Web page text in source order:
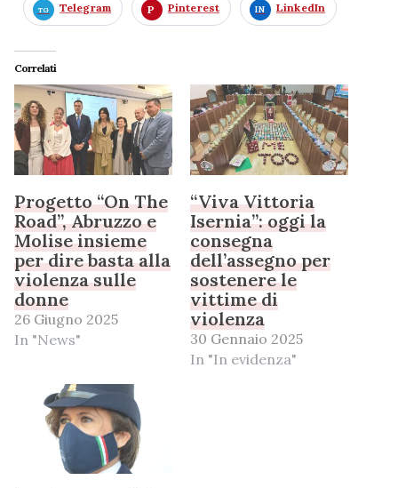
Telegram Pinterest LinkedIn
Correlati
Progetto “On The
Road”, Abruzzo e
Molise insieme
per dire basta alla
violenza sulle
donne
26 Giugno 2025
In "News"
“Viva Vittoria
Isernia”: oggi la
consegna
dell’assegno per
sostenere le
vittime di
violenza
30 Gennaio 2025
In "In evidenza"